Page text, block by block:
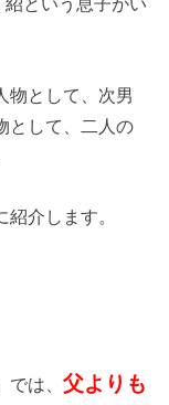
物として、次男
として、二人の
介します。
では、父よりも